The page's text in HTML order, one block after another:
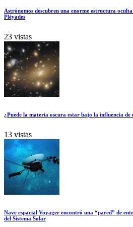
Astrónomos descubren una enorme estructura
Pléyades
23 vistas
¿Puede la materia oscura estar bajo la influencia
13 vistas
Nave espacial Voyager encontró una “pared” de
del Sistema Solar